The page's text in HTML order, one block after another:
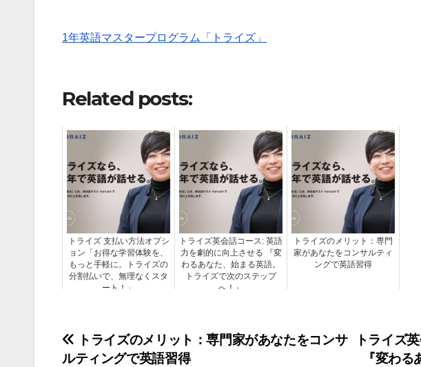
1年英語マスタープログラム「トライズ」
Related posts:
トライズ 支払い方法オプシ
ョン「お得な学習体験を、
もっと手軽に。トライズの
分割払いで、無理なくスタ
ート！」
トライズ英会話コース: 英語
力を劇的に向上させる 『変
わるあなた、始まる英語。
トライズで次のステップ
へ！』
トライズのメリット：専門
家があなたをコンサルティ
ングで英語習得
投
トライズ
『変わ
トライズのメリット：専門家があなたをコンサ
ルティングで英語習得